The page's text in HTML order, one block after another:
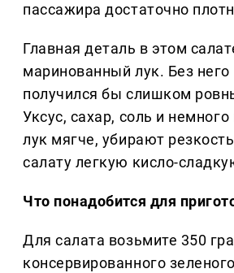
пассажира достаточно
Главная деталь в этом
маринованный лук. Без него
получился бы слишком
Уксус, сахар, соль и
лук мягче, убирают
салату легкую кисло-
Что понадобится для
Для салата возьмите 350
консервированного